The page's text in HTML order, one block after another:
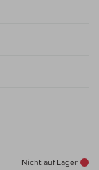
Nicht auf Lager